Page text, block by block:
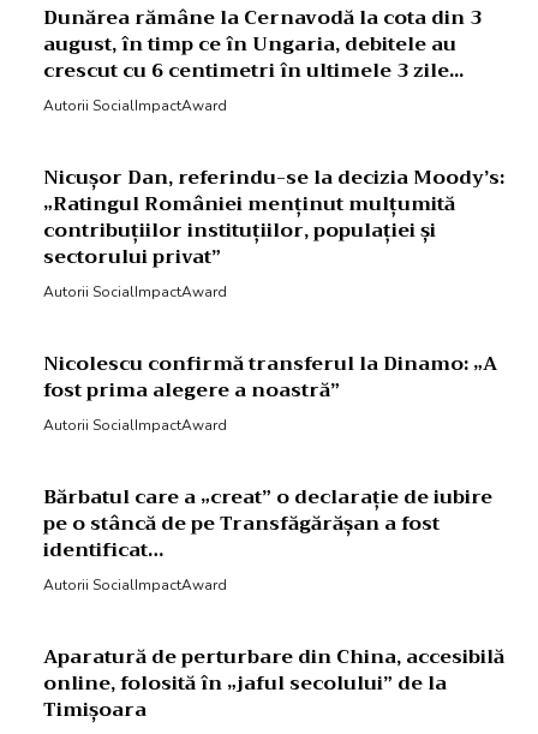
Dunărea rămâne la Cernavodă la cota din 3
august, în timp ce în Ungaria, debitele au
crescut cu 6 centimetri în ultimele 3 zile...
Autorii SocialImpactAward
Nicușor Dan, referindu-se la decizia Moody’s:
„Ratingul României menținut mulțumită
contribuțiilor instituțiilor, populației și
sectorului privat”
Autorii SocialImpactAward
Nicolescu confirmă transferul la Dinamo: „A
fost prima alegere a noastră”
Autorii SocialImpactAward
Bărbatul care a „creat” o declarație de iubire
pe o stâncă de pe Transfăgărășan a fost
identificat…
Autorii SocialImpactAward
Aparatură de perturbare din China, accesibilă
online, folosită în „jaful secolului” de la
Timișoara